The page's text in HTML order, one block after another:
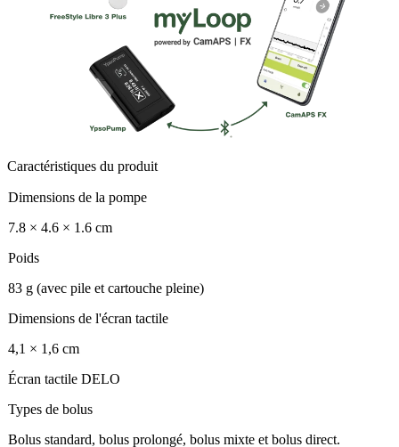
Caractéristiques du produit
Dimensions de la pompe
7.8 × 4.6 × 1.6 cm
Poids
83 g (avec pile et cartouche pleine)
Dimensions de l'écran tactile
4,1 × 1,6 cm
Écran tactile DELO
Types de bolus
Bolus standard, bolus prolongé, bolus mixte et bolus direct.